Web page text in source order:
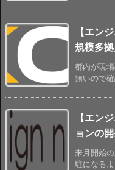
【エン
規模多
都内が現
無いので
【エン
ョンの
来月開始
駐になる